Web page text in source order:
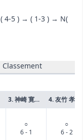
4-5 ) → ( 1-3 ) → N(
Classement
3. 神崎 寛行 / 渡辺 吾一
○
6 - 1
○
6 - 2